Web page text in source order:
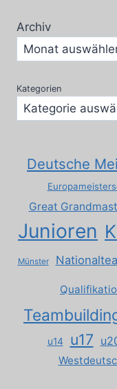
Archiv
Kategorien
Deutsche
Great
Junioren
Münster
u14 u17